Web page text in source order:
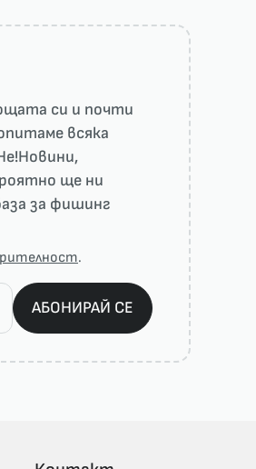
си и почти
всяка
ще ни
за фишинг
.
АБОНИРАЙ СЕ